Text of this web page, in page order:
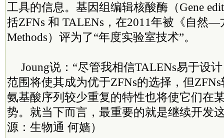
工具的信息。基因组编辑核酸酶（Gene
括ZFNs 和 TALENs，在2011年被《自然—
Methods）评为了“年度实验室技术”。
Joung说：“尽管我相信TALENs易于设
范围将使其成为优于ZFNs的选择，但
氨基酸序列较少重复的特性也将使它们在
势。就当下而言，最重要的就是继续开发
源：生物通 何嫱）